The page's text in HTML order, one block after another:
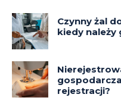
Czynny żal
kiedy należy
rejestracji?